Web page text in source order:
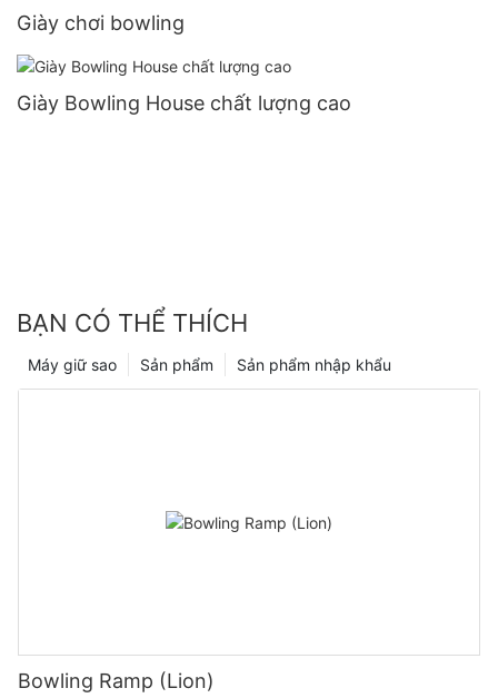
Giày chơi bowling
Giày Bowling House chất lượng cao
BẠN CÓ THỂ THÍCH
Sản phẩm nhập khẩu
Sản phẩm
Máy giữ sao
Bowling Ramp (Lion)